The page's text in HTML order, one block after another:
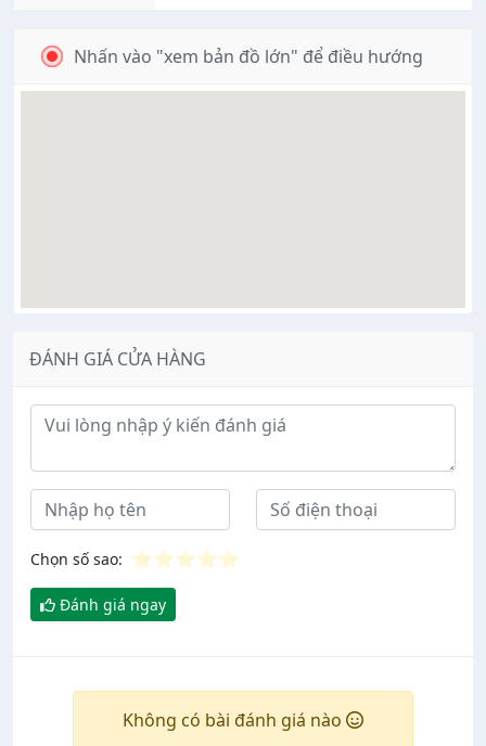
Nhấn vào "xem bản đồ lớn" để điều hướng
ĐÁNH GIÁ CỬA HÀNG
Ý kiến đánh giá
Chọn số sao: ⭐⭐⭐⭐⭐
Đánh giá ngay
Không có bài đánh giá nào